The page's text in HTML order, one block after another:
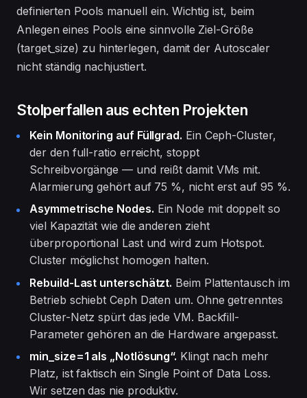
definierten Pools manuell ein. Wichtig ist, beim
Anlegen eines Pools eine sinnvolle Ziel-Größe
(target_size) zu hinterlegen, damit der Autoscaler
nicht ständig nachjustiert.
Stolperfallen aus echten Projekten
Kein Monitoring auf Füllgrad. Ein Ceph-Cluster,
der den full-ratio erreicht, stoppt
Schreibvorgänge — und reißt damit VMs mit.
Alarmierung gehört auf 75 %, nicht erst auf 95 %.
Asymmetrische Nodes. Ein Node mit doppelt so
viel Kapazität wie die anderen zieht
überproportional Last und wird zum Hotspot.
Cluster möglichst homogen halten.
Rebuild-Last unterschätzt. Beim Plattentausch im
Betrieb schiebt Ceph Daten um. Ohne getrenntes
Cluster-Netz spürt das jede VM. Backfill-
Parameter gehören an die Hardware angepasst.
min_size=1 als „Notlösung“. Klingt nach mehr
Platz, ist faktisch ein Single Point of Data Loss.
Wir setzen das nie produktiv.